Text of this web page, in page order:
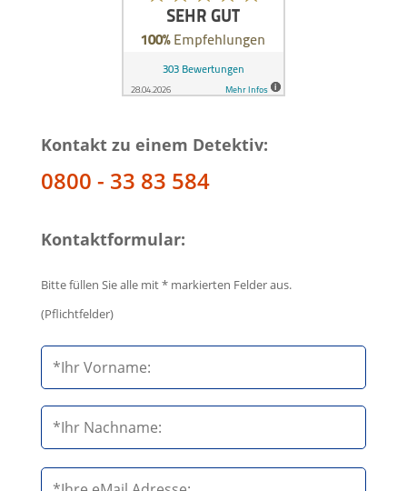
Kontakt zu einem Detektiv:
0800 - 33 83 584
Kontaktformular:
Bitte füllen Sie alle mit * markierten Felder aus.
(Pflichtfelder)
i
t
t
e